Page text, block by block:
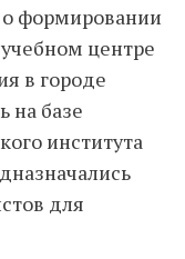
формировании
центре
в городе
на базе
института
для